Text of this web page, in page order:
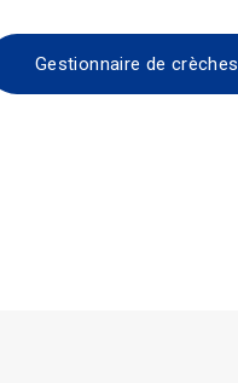
Gestionnaire de crèches